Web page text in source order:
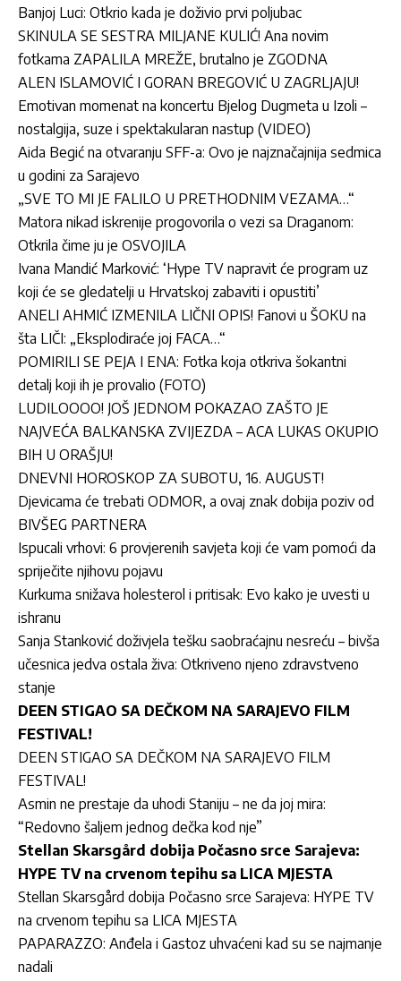
Banjoj Luci: Otkrio kada je doživio prvi poljubac
SKINULA SE SESTRA MILJANE KULIĆ! Ana novim
fotkama ZAPALILA MREŽE, brutalno je ZGODNA
ALEN ISLAMOVIĆ I GORAN BREGOVIĆ U ZAGRLJAJU!
Emotivan momenat na koncertu Bjelog Dugmeta u Izoli –
nostalgija, suze i spektakularan nastup (VIDEO)
Aida Begić na otvaranju SFF-a: Ovo je najznačajnija sedmica
u godini za Sarajevo
„SVE TO MI JE FALILO U PRETHODNIM VEZAMA…“
Matora nikad iskrenije progovorila o vezi sa Draganom:
Otkrila čime ju je OSVOJILA
Ivana Mandić Marković: ‘Hype TV napravit će program uz
koji će se gledatelji u Hrvatskoj zabaviti i opustiti’
ANELI AHMIĆ IZMENILA LIČNI OPIS! Fanovi u ŠOKU na
šta LIČI: „Eksplodiraće joj FACA…“
POMIRILI SE PEJA I ENA: Fotka koja otkriva šokantni
detalj koji ih je provalio (FOTO)
LUDILOOOO! JOŠ JEDNOM POKAZAO ZAŠTO JE
NAJVEĆA BALKANSKA ZVIJEZDA – ACA LUKAS OKUPIO
BIH U ORAŠJU!
DNEVNI HOROSKOP ZA SUBOTU, 16. AUGUST!
Djevicama će trebati ODMOR, a ovaj znak dobija poziv od
BIVŠEG PARTNERA
Ispucali vrhovi: 6 provjerenih savjeta koji će vam pomoći da
spriječite njihovu pojavu
Kurkuma snižava holesterol i pritisak: Evo kako je uvesti u
ishranu
Sanja Stanković doživjela tešku saobraćajnu nesreću – bivša
učesnica jedva ostala živa: Otkriveno njeno zdravstveno
stanje
DEEN STIGAO SA DEČKOM NA SARAJEVO FILM
FESTIVAL!
DEEN STIGAO SA DEČKOM NA SARAJEVO FILM
FESTIVAL!
Asmin ne prestaje da uhodi Staniju – ne da joj mira:
“Redovno šaljem jednog dečka kod nje”
Stellan Skarsgård dobija Počasno srce Sarajeva:
HYPE TV na crvenom tepihu sa LICA MJESTA
Stellan Skarsgård dobija Počasno srce Sarajeva: HYPE TV
na crvenom tepihu sa LICA MJESTA
PAPARAZZO: Anđela i Gastoz uhvaćeni kad su se najmanje
nadali